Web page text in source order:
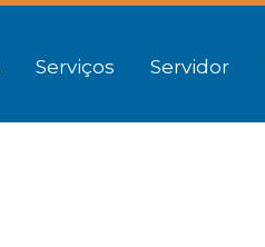
Serviços Servidor